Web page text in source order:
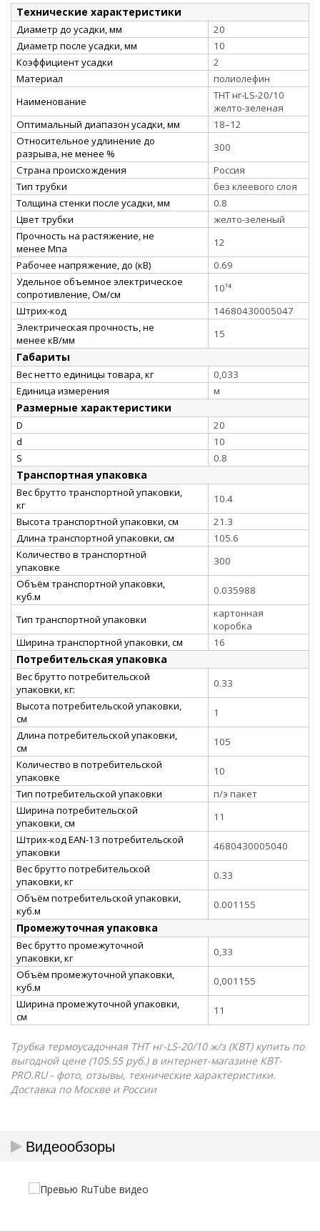
Технические характеристики
Диаметр до усадки, мм
20
Диаметр после усадки, мм
10
Коэффициент усадки
2
Материал
полиолефин
Наименование
ТНТ нг-LS-20/10
желто-зеленая
Оптимальный диапазон усадки, мм
18–12
Относительное удлинение до
разрыва, не менее %
300
Страна происхождения
Россия
Тип трубки
без клеевого слоя
Толщина стенки после усадки, мм
0.8
Цвет трубки
желто-зеленый
Прочность на растяжение, не
менее Мпа
12
Рабочее напряжение, до (кВ)
0.69
Удельное объемное электрическое
сопротивление, Ом/см
10¹⁴
Штрих-код
14680430005047
Электрическая прочность, не
менее кВ/мм
15
Габариты
Вес нетто единицы товара, кг
0,033
Единица измерения
м
Размерные характеристики
D
20
d
10
S
0.8
Транспортная упаковка
Вес брутто транспортной упаковки,
кг
10.4
Высота транспортной упаковки, см
21.3
Длина транспортной упаковки, см
105.6
Количество в транспортной
упаковке
300
Объём транспортной упаковки,
куб.м
0.035988
Тип транспортной упаковки
картонная
коробка
Ширина транспортной упаковки, см
16
Потребительская упаковка
Вес брутто потребительской
упаковки, кг:
0.33
Высота потребительской упаковки,
см
1
Длина потребительской упаковки,
см
105
Количество в потребительской
упаковке
10
Тип потребительской упаковки
п/э пакет
Ширина потребительской
упаковки, см
11
Штрих-код EAN-13 потребительской
упаковки
4680430005040
Вес брутто потребительской
упаковки, кг
0.33
Объём потребительской упаковки,
куб.м
0.001155
Промежуточная упаковка
Вес брутто промежуточной
упаковки, кг
0,33
Объём промежуточной упаковки,
куб.м
0,001155
Ширина промежуточной упаковки,
см
11
Трубка термоусадочная ТНТ нг-LS-20/10 ж/з (КВТ) купить по
выгодной цене (105.55 руб.) в интернет-магазине КВТ-
PRO.RU - фото, отзывы, технические характеристики.
Доставка по Москве и России
Видеообзоры